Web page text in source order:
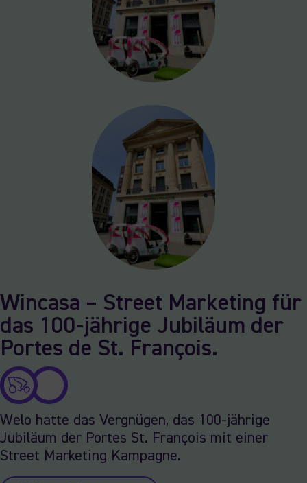
Wincasa – Street Marketing für
das 100-jährige Jubiläum der
Portes de St. François.
Welo hatte das Vergnügen, das 100-jährige
Jubiläum der Portes St. François mit einer
Street Marketing Kampagne.